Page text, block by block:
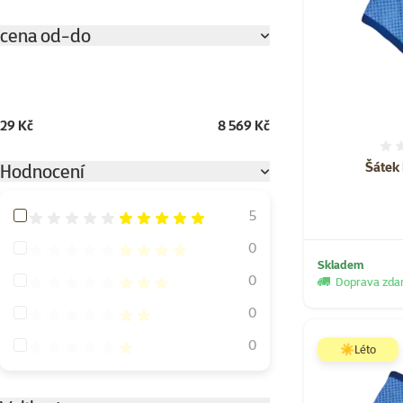
cena od-do
29 Kč 8 569 Kč
Hodnocení
Hodnocení 100%
5
Hodnocení 80%
0
Hodnocení 60%
0
Hodnocení 40%
0
Hodnocení 20%
0
Šátek
Skladem
Doprava
☀️Léto